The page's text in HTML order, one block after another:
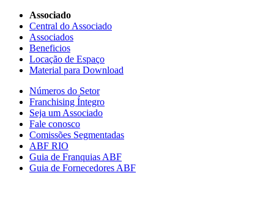
Associado
Central do Associado
Associados
Beneficios
Locação de Espaço
Material para Download
Números do Setor
Franchising Íntegro
Seja um Associado
Fale conosco
Comissões Segmentadas
ABF RIO
Guia de Franquias ABF
Guia de Fornecedores ABF